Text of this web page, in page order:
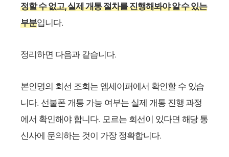
정할 수 없고, 실제 개통 절차를 진행해봐야 알 수 있는
부분​입니다.
정리하면 다음과 같습니다.
본인명의 회선 조회는 엠세이퍼에서 확인할 수 있습
니다. 선불폰 개통 가능 여부는 실제 개통 진행 과정
에서 확인해야 합니다. 모르는 회선이 있다면 해당 통
신사에 문의하는 것이 가장 정확합니다.